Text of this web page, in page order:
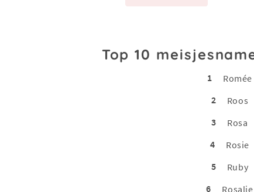
Top 10
1
Romée
2
Roos
3
Rosa
4
Rosie
5
Ruby
6
Rosalie